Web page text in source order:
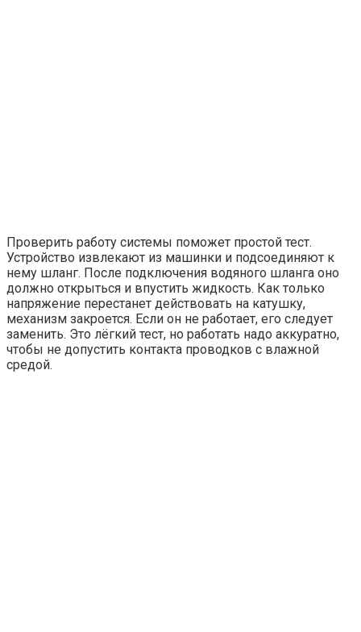
Проверить работу системы поможет простой тест.
Устройство извлекают из машинки и подсоединяют к
нему шланг. После подключения водяного шланга оно
должно открыться и впустить жидкость. Как только
напряжение перестанет действовать на катушку,
механизм закроется. Если он не работает, его следует
заменить. Это лёгкий тест, но работать надо аккуратно,
чтобы не допустить контакта проводков с влажной
средой.